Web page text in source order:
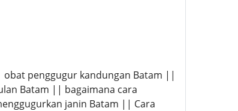
obat penggugur kandungan Batam ||
Batam || bagaimana cara
janin Batam || Cara